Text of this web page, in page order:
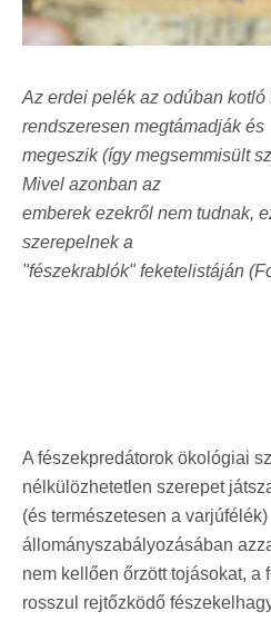
Az erdei pelék az odúban kotló
rendszeresen megtámadják és
megeszik (így megsemmisült
Mivel azonban az
emberek ezekről nem tudnak,
szerepelnek a
"fészekrablók" feketelistáján
A fészekpredátorok ökológiai
nélkülözhetetlen szerepet
(és természetesen a varjúfélék)
állományszabályozásában
nem kellően őrzött tojásokat, a
rosszul rejtőzködő